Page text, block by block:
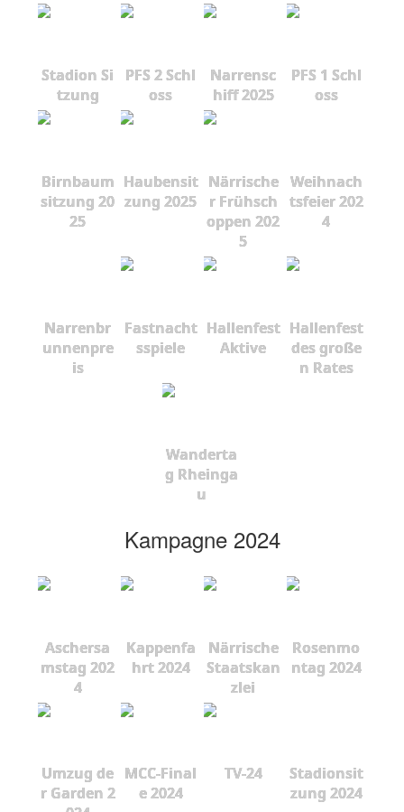
Stadion Si
tzung
PFS 2 Schl
oss
Narrensc
hiff 2025
PFS 1 Schl
oss
Birnbaum
sitzung 20
25
Haubensit
zung 2025
Närrische
r Frühsch
oppen 202
5
Weihnach
tsfeier 202
4
Narrenbr
unnenpre
is
Fastnacht
sspiele
Hallenfest
Aktive
Hallenfest
des große
n Rates
Wanderta
g Rheinga
u
Kampagne 2024
Aschersa
mstag 202
4
Kappenfa
hrt 2024
Närrische
Staatskan
zlei
Rosenmo
ntag 2024
Umzug de
r Garden 2
MCC-Final
e 2024
TV-24
Stadionsit
zung 2024